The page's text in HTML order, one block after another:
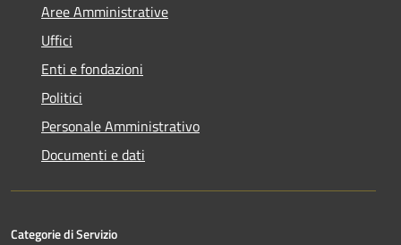
Aree Amministrative
Uffici
Enti e fondazioni
Politici
Personale Amministrativo
Documenti e dati
Categorie di Servizio